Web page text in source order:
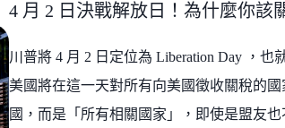
4 月 2 日決戰解放日！為什麼你該
川普將 4 月 2 日定位為 Liberation Day ，
美國將在這一天對所有向美國徵收關稅的
國，而是「所有相關國家」，即使是盟友也